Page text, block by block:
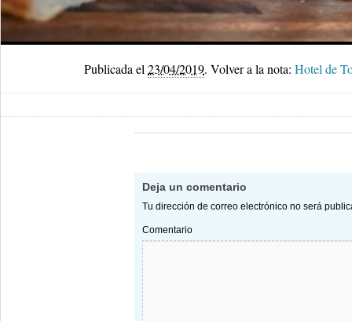
Publicada el 23/04/2019. Volver a la nota: Hotel de
Deja un comentario
Tu dirección de correo electrónico no será
Comentario